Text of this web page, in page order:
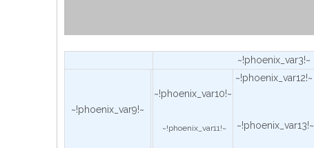
~!phoenix_var3!~
~!phoenix_var9!~
~!phoenix_var10!~
~!phoenix_var11!~
~!phoenix_var12!~
~!phoenix_var13!~